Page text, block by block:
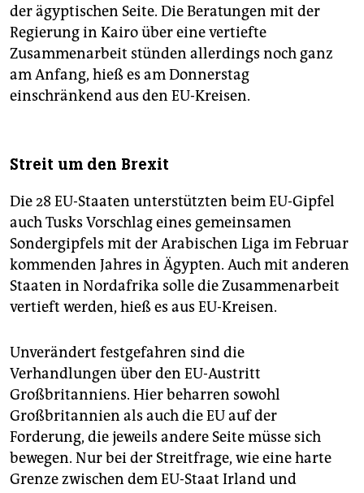
der ägyptischen Seite. Die Beratungen mit der
Regierung in Kairo über eine vertiefte
Zusammenarbeit stünden allerdings noch ganz
am Anfang, hieß es am Donnerstag
einschränkend aus den EU-Kreisen.
Streit um den Brexit
Die 28 EU-Staaten unterstützten beim EU-Gipfel
auch Tusks Vorschlag eines gemeinsamen
Sondergipfels mit der Arabischen Liga im Februar
kommenden Jahres in Ägypten. Auch mit anderen
Staaten in Nordafrika solle die Zusammenarbeit
vertieft werden, hieß es aus EU-Kreisen.
Unverändert festgefahren sind die
Verhandlungen über den EU-Austritt
Großbritanniens. Hier beharren sowohl
Großbritannien als auch die EU auf der
Forderung, die jeweils andere Seite müsse sich
bewegen. Nur bei der Streitfrage, wie eine harte
Grenze zwischen dem EU-Staat Irland und